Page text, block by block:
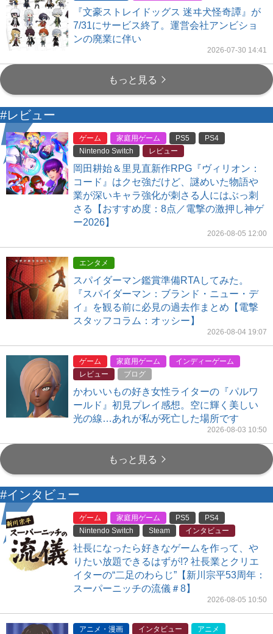
『文豪ストレイドッグス 迷ヰ犬怪奇譚』が
7/31にサービス終了。運営会社アンビショ
ンの廃業に伴い
2026-07-30 14:41
もっと見る
#レビュー
ゲーム 家庭用ゲーム PS5
PS4
Nintendo Switch
レビュー
岡田耕始＆里見直新作RPG『ヴィリオン：
コード』はクセ強だけど、謎めいた物語や
業が深いキャラ強化が刺さる人にはぶっ刺
さる【おすすめ度：8点／電撃の激押し神ゲ
ー2026】
2026-08-05 12:00
エンタメ
スパイダーマン鑑賞準備RTAしてみた。
『スパイダーマン：ブランド・ニュー・デ
イ』を観る前に必見の過去作まとめ【電撃
スタッフコラム：オッシー】
2026-08-04 19:07
ゲーム 家庭用ゲーム
インディーゲーム
レビュー
ブログ
かわいいもの好き女性ライターの『パルワ
ールド』初見プレイ感想。空に輝く美しい
光の線…あれが私が死亡した場所です
2026-08-03 10:50
もっと見る
#インタビュー
ゲーム 家庭用ゲーム PS5
PS4
Nintendo Switch
Steam インタビュー
社長になったら好きなゲームを作って、や
りたい放題できるはずが!? 社長業とクリエ
イターの“二足のわらじ”【新川宗平53周年：
スーパーニッチの流儀＃8】
2026-08-05 10:50
アニメ・漫画 インタビュー アニメ